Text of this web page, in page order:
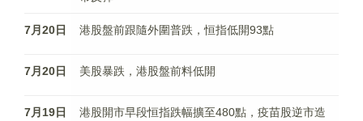
7月20日 港股盤前跟隨外圍普跌，恒指低開93點
7月20日 美股暴跌，港股盤前料低開
7月19日
港股開市早段恒指跌幅擴至480點，疫苗股逆市造